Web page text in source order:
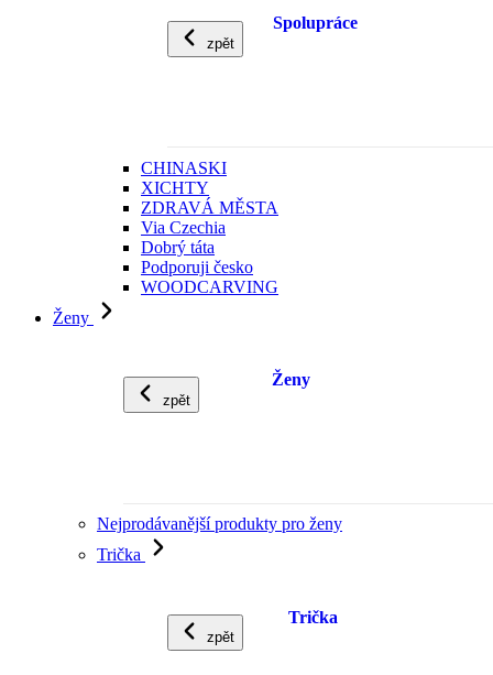
zpět
Spolupráce
CHINASKI
XICHTY
ZDRAVÁ MĚSTA
Via Czechia
Dobrý táta
Podporuji česko
WOODCARVING
Ženy
zpět
Ženy
Nejprodávanější produkty pro ženy
Trička
zpět
Trička